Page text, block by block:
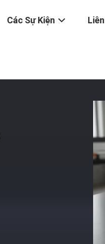
Các Sự Kiện